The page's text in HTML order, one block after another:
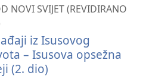
NOVI SVIJET (REVIDIRANO
iz Isusovog
– Isusova opsežna
(2. dio)